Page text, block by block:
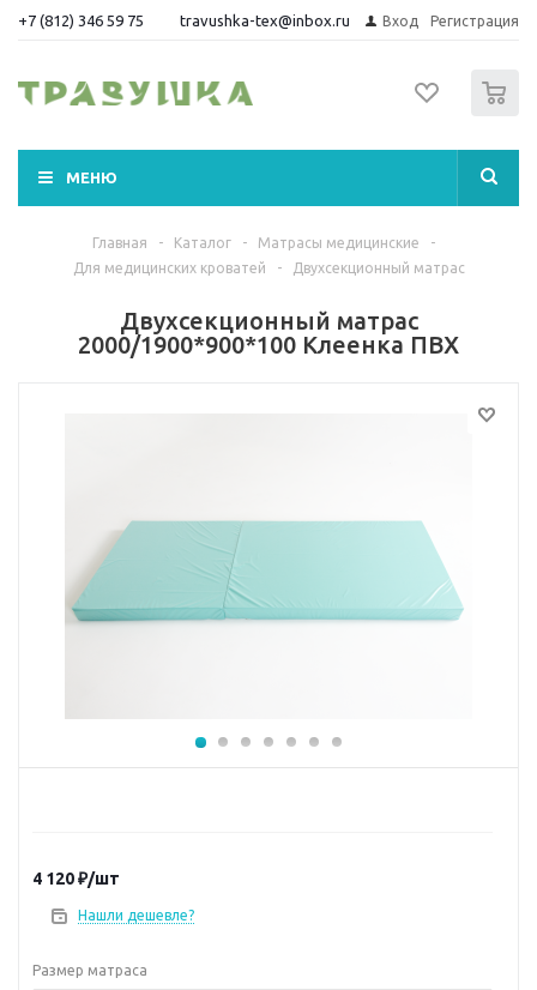
+7 (812) 346 59 75 travushka-tex@inbox.ru Вход Регистрация
МЕНЮ
Главная - Каталог - Матрасы медицинские
-
Для медицинских кроватей
- Двухсекционный матрас
Двухсекционный матрас
2000/1900*900*100 Клеенка ПВХ
4 120₽/шт
Нашли дешевле?
Размер матраса